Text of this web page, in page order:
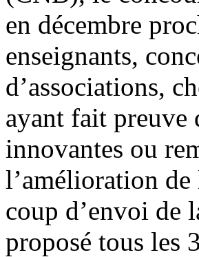
en décembre
enseignants,
d’associations,
ayant fait preuve
innovantes ou
l’amélioration
coup d’envoi de
proposé tous les